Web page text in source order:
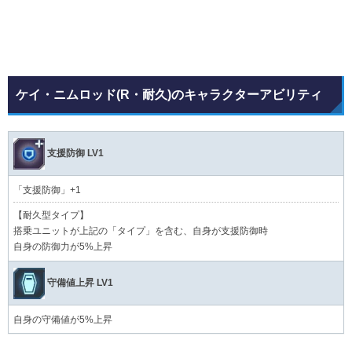
ケイ・ニムロッド(R・耐久)のキャラクターアビリティ
支援防御 LV1
「支援防御」+1
【耐久型タイプ】
搭乗ユニットが上記の「タイプ」を含む、自身が支援防御時
自身の防御力が5%上昇
守備値上昇 LV1
自身の守備値が5%上昇